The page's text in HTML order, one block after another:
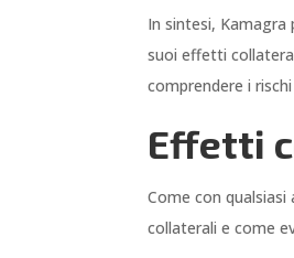
In sintesi,
suoi effetti
comprendere i
Effetti
Come con
collaterali e come